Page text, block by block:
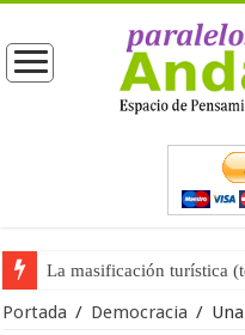
La opinión pública ante
Portada / Democracia /